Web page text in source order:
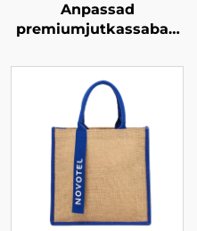
Anpassad
premiumjutkassabag
handtag – Miljövänlig
och slitstark
shoppingessens